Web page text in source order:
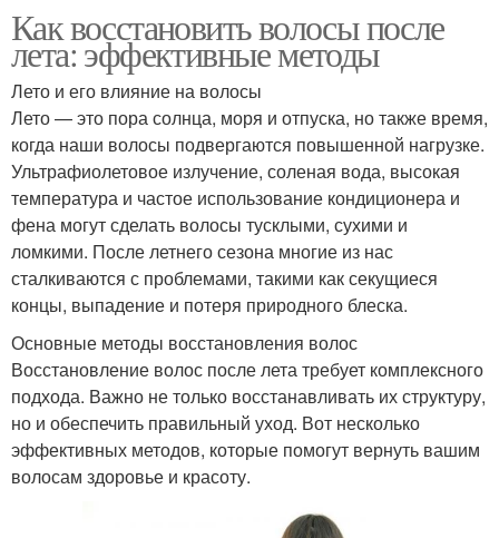
Как восстановить волосы после
лета: эффективные методы
Лето и его влияние на волосы
Лето — это пора солнца, моря и отпуска, но также время,
когда наши волосы подвергаются повышенной нагрузке.
Ультрафиолетовое излучение, соленая вода, высокая
температура и частое использование кондиционера и
фена могут сделать волосы тусклыми, сухими и
ломкими. После летнего сезона многие из нас
сталкиваются с проблемами, такими как секущиеся
концы, выпадение и потеря природного блеска.
Основные методы восстановления волос
Восстановление волос после лета требует комплексного
подхода. Важно не только восстанавливать их структуру,
но и обеспечить правильный уход. Вот несколько
эффективных методов, которые помогут вернуть вашим
волосам здоровье и красоту.